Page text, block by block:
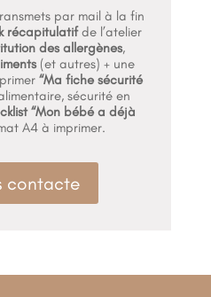
par mail à la fin
récapitulatifde l’atelier
des allergènes,
(et autres) + une
“Ma fiche sécurité
sécurité en
“Mon bébé a déjà
A4 à imprimer.
contacte